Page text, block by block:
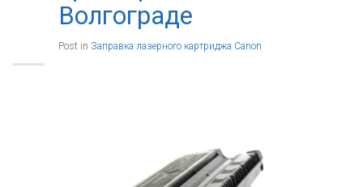
Волгограде
Post in Заправка лазерного картриджа Canon